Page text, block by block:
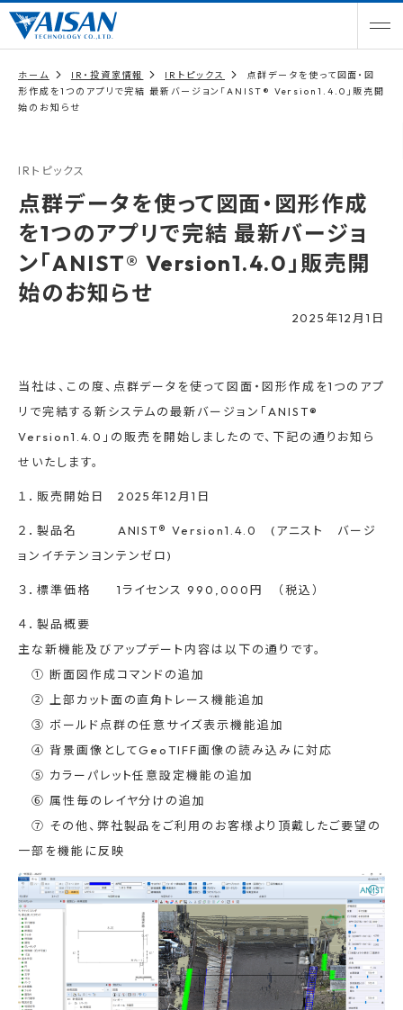
ホーム IR・投資家情報 IRトピックス
点群データを使って図面・図
形作成を1つのアプリで完結 最新バージョン「ANIST® Version1.4.0」販売開
始のお知らせ
IRトピックス
点群データを使って図面・図形作成
を1つのアプリで完結 最新バージョ
ン「ANIST® Version1.4.0」販売開
始のお知らせ
2025年12月1日
当社は、この度、点群データを使って図面・図形作成を1つのアプ
リで完結する新システムの最新バージョン「ANIST®
Version1.4.0」の販売を開始しましたので、下記の通りお知ら
せいたします。
１．販売開始日 2025年12月1日
２．製品名 ANIST® Version1.4.0 (アニスト バージ
ョンイチテンヨンテンゼロ)
３．標準価格 1ライセンス 990,000円 （税込）
４．製品概要
主な新機能及びアップデート内容は以下の通りです。
① 断面図作成コマンドの追加
② 上部カット面の直角トレース機能追加
③ ボールド点群の任意サイズ表示機能追加
④ 背景画像としてGeoTIFF画像の読み込みに対応
⑤ カラーパレット任意設定機能の追加
⑥ 属性毎のレイヤ分けの追加
⑦ その他、弊社製品をご利用のお客様より頂戴したご要望の
一部を機能に反映